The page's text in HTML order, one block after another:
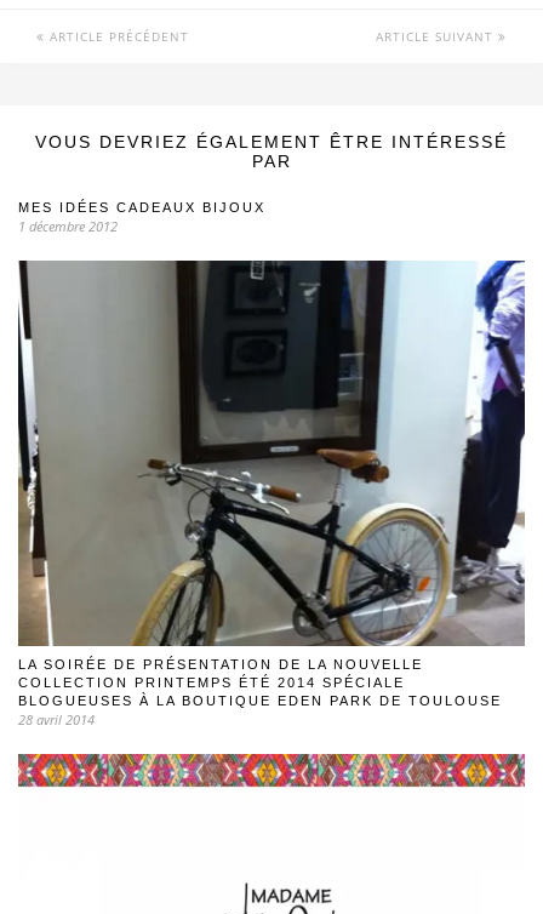
ARTICLE PRÉCÉDENT ARTICLE SUIVANT
VOUS DEVRIEZ ÉGALEMENT ÊTRE INTÉRESSÉ
PAR
MES IDÉES CADEAUX BIJOUX
1 décembre 2012
LA SOIRÉE DE PRÉSENTATION DE LA NOUVELLE
COLLECTION PRINTEMPS ÉTÉ 2014 SPÉCIALE
BLOGUEUSES À LA BOUTIQUE EDEN PARK DE TOULOUSE
28 avril 2014